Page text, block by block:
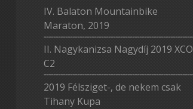
IV. Balaton Mountainbike
Maraton, 2019
II. Nagykanizsa Nagydíj 2019 XCO
C2
2019 Félsziget-, de nekem csak
Tihany Kupa